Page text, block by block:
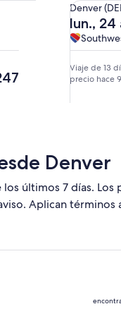
De
Denver
(DEN)
a
Boston
(BOS).
Denver
Salida
el
lun.,
24
ago.
Denver
y
llegada
12:30
lun., 24
Airlines,
vuelo
directo
Airlines
Viaje de 13
precio hace
Denver
últimos 7 días.
Aplican términos
con salida el